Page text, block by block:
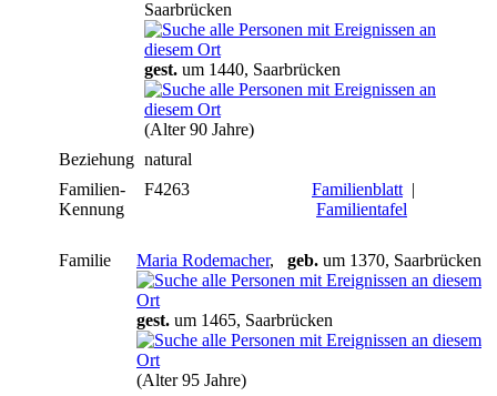
Saarbrücken
gest. um 1440, Saarbrücken
(Alter 90 Jahre)
Beziehung natural
Familien-
Kennung
F4263 Familienblatt|
Familientafel
Familie Maria Rodemacher, geb. um 1370, Saarbrücken
gest. um 1465, Saarbrücken
(Alter 95 Jahre)